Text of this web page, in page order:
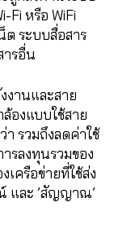
Fi หรือ WiFi
ต ระบบสื่อสาร
ารอื่น
งานและสาย
องแบบใช้สาย
รวมถึงลดค่าใช้
รลงทุนรวมของ
เครือข่ายที่ใช้ส่ง
และ ’สัญญาณ’